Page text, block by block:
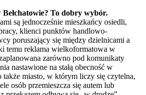
To dobry wybór.
są jednocześnie mieszkańcy osiedli,
klienci punktów handlowo-
poruszający się między dzielnicami a
temu reklama wielkoformatowa w
zarówno pod komunikaty
nastawione na stałą obecność w
także miasto, w którym liczy się czytelna,
osób przemieszcza się autem lub